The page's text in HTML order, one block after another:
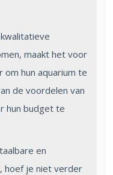
maakt het voor
om hun aquarium te
de voordelen van
hun budget te
en
hoef je niet verder